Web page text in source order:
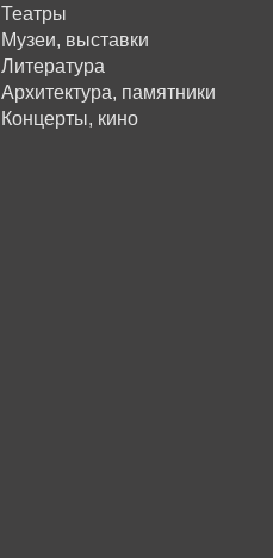
Театры
Музеи, выставки
Литература
Архитектура, памятники
Концерты, кино